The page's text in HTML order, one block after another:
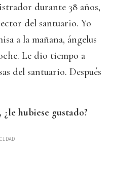
durante 38 años,
del santuario. Yo
a la mañana, ángelus
Le dio tiempo a
del santuario. Después
hubiese gustado?